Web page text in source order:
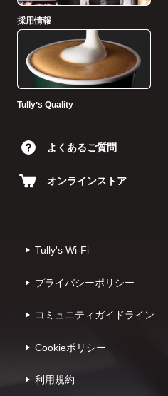
採用情報
Tullyʼs Quality
よくあるご質問
オンラインストア
Tully's Wi-Fi
プライバシーポリシー
コミュニティガイドライン
Cookieポリシー
利⽤規約